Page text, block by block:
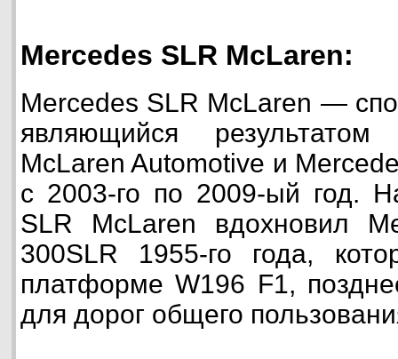
Mercedes SLR McLaren:
Mercedes SLR McLaren —
являющийся
McLaren Automotive и
с 2003-го по 2009-ый год.
SLR McLaren вдохновил
300SLR 1955-го года,
платформе W196 F1,
для дорог общего